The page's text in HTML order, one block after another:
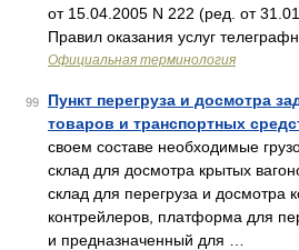
от 15.04.2005 N 222 (ред. от
Правил оказания услуг
Официальная терминология
99
Пункт перегруза и досмотра
товаров и транспортных
своем составе необходимые
склад для досмотра крытых
склад для перегруза и досмотра
контрейлеров, платформа для
и предназначенный для …